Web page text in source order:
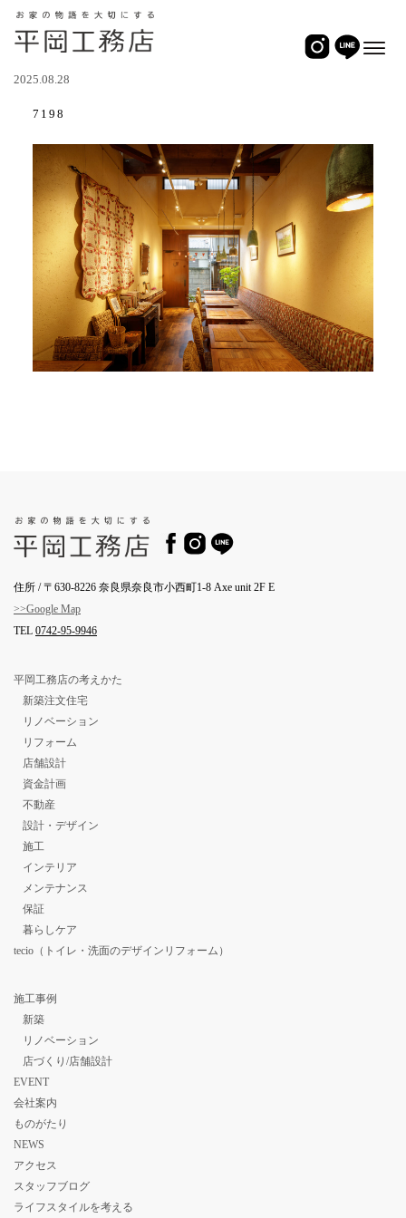
2025.08.28
7198
住所 / 〒630-8226 奈良県奈良市小西町1-8 Axe unit 2F E
>>Google Map
TEL 0742-95-9946
平岡工務店の考えかた
新築注文住宅
リノベーション
リフォーム
店舗設計
資金計画
不動産
設計・デザイン
施工
インテリア
メンテナンス
保証
暮らしケア
tecio（トイレ・洗面のデザインリフォーム）
施工事例
新築
リノベーション
店づくり/店舗設計
EVENT
会社案内
ものがたり
NEWS
アクセス
スタッフブログ
ライフスタイルを考える